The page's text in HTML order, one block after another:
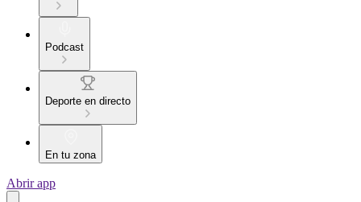
Podcast
Deporte en directo
En tu zona
Abrir app